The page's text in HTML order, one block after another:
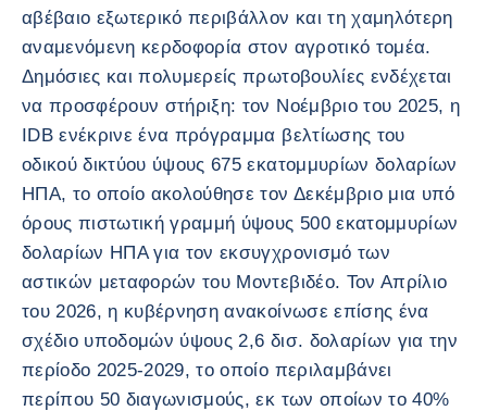
αβέβαιο εξωτερικό περιβάλλον και τη χαμηλότερη
αναμενόμενη κερδοφορία στον αγροτικό τομέα.
Δημόσιες και πολυμερείς πρωτοβουλίες ενδέχεται
να προσφέρουν στήριξη: τον Νοέμβριο του 2025, η
IDB ενέκρινε ένα πρόγραμμα βελτίωσης του
οδικού δικτύου ύψους 675 εκατομμυρίων δολαρίων
ΗΠΑ, το οποίο ακολούθησε τον Δεκέμβριο μια υπό
όρους πιστωτική γραμμή ύψους 500 εκατομμυρίων
δολαρίων ΗΠΑ για τον εκσυγχρονισμό των
αστικών μεταφορών του Μοντεβιδέο. Τον Απρίλιο
του 2026, η κυβέρνηση ανακοίνωσε επίσης ένα
σχέδιο υποδομών ύψους 2,6 δισ. δολαρίων για την
περίοδο 2025-2029, το οποίο περιλαμβάνει
περίπου 50 διαγωνισμούς, εκ των οποίων το 40%